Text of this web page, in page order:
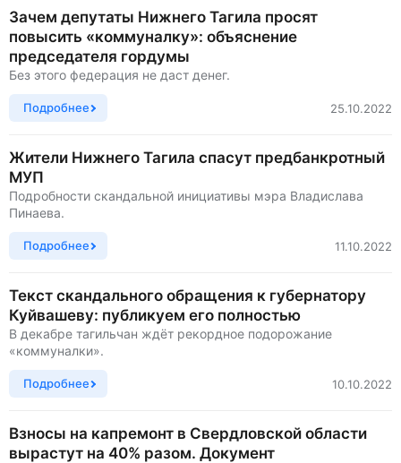
Зачем депутаты Нижнего Тагила просят
повысить «коммуналку»: объяснение
председателя гордумы
Без этого федерация не даст денег.
Подробнее 25.10.2022
Жители Нижнего Тагила спасут предбанкротный
МУП
Подробности скандальной инициативы мэра Владислава
Пинаева.
Подробнее 11.10.2022
Текст скандального обращения к губернатору
Куйвашеву: публикуем его полностью
В декабре тагильчан ждёт рекордное подорожание
«коммуналки».
Подробнее 10.10.2022
Взносы на капремонт в Свердловской области
вырастут на 40% разом. Документ